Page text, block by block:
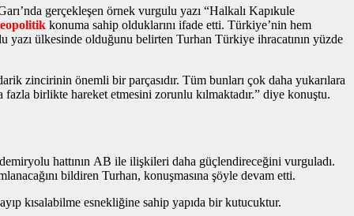
gerçekleşen örnek vurgulu yazı “Halkalı Kapıkule
konuma sahip olduklarını ifade etti. Türkiye’nin hem
yazı ülkesinde olduğunu belirten Turhan Türkiye ihracatının yüzde
zincirinin önemli bir parçasıdır. Tüm bunları çok daha yukarılara
birlikte hareket etmesini zorunlu kılmaktadır.” diye konuştu.
hattının AB ile ilişkileri daha güçlendireceğini vurguladı.
bildiren Turhan, konuşmasına şöyle devam etti.
kısalabilme esnekliğine sahip yapıda bir kutucuktur.